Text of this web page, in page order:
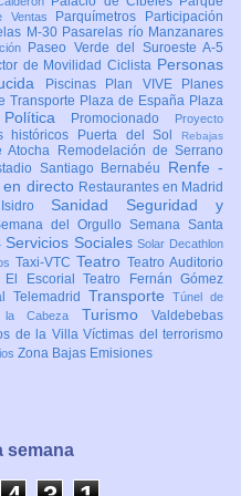
Ventas Parquímetros
Participación
M-30 Pasarelas río Manzanares
Paseo Verde del Suroeste A-5
de Movilidad Ciclista Personas
Piscinas Plan VIVE
Planes
Transporte Plaza de España Plaza
Política Promocionado
Proyecto
históricos Puerta del Sol Rebajas
Atocha
Remodelación de Serrano
Santiago Bernabéu Renfe -
en directo Restaurantes en Madrid
Sanidad Seguridad y
del Orgullo Semana Santa
Servicios SocialesSolar Decathlon
Taxi-VTC Teatro Teatro Auditorio
El EscorialTeatro Fernán Gómez
Telemadrid TransporteTúnel de
la Cabeza Turismo Valdebebas
de la VillaVíctimas del terrorismo
Zona Bajas Emisiones
semana